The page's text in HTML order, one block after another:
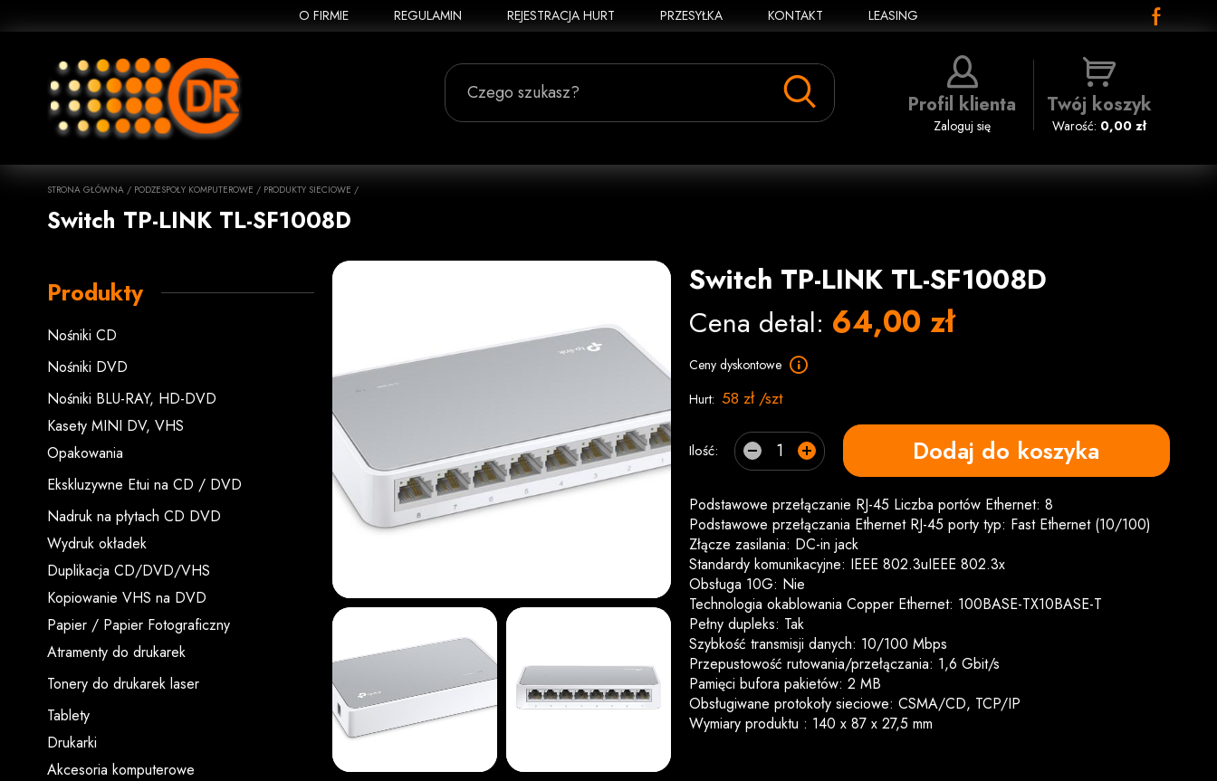
O FIRMIE REGULAMIN REJESTRACJA HURT PRZESYŁKA KONTAKT LEASING
Czego szukasz? Profil klienta
Zaloguj się
Twój koszyk
Warość: 0,00 zł
STRONA GŁÓWNA / PODZESPOŁY KOMPUTEROWE / PRODUKTY SIECIOWE /
Switch TP-LINK TL-SF1008D
Produkty
Nośniki CD
Nośniki DVD
Nośniki BLU-RAY, HD-DVD
Kasety MINI DV, VHS
Opakowania
Ekskluzywne Etui na CD / DVD
Nadruk na płytach CD DVD
Wydruk okładek
Duplikacja CD/DVD/VHS
Kopiowanie VHS na DVD
Papier / Papier Fotograficzny
Atramenty do drukarek
Tonery do drukarek laser
Tablety
Drukarki
Akcesoria komputerowe
Switch TP-LINK TL-SF1008D
Cena detal: 64,00 zł
Ceny dyskontowe
Hurt: 58 zł /szt
Ilość: Dodaj do koszyka
Podstawowe przełączanie RJ-45 Liczba portów Ethernet: 8
Podstawowe przełączania Ethernet RJ-45 porty typ: Fast Ethernet (10/100)
Złącze zasilania: DC-in jack
Standardy komunikacyjne: IEEE 802.3uIEEE 802.3x
Obsługa 10G: Nie
Technologia okablowania Copper Ethernet: 100BASE-TX10BASE-T
Pełny dupleks: Tak
Szybkość transmisji danych: 10/100 Mbps
Przepustowość rutowania/przełączania: 1,6 Gbit/s
Pamięci bufora pakietów: 2 MB
Obsługiwane protokoły sieciowe: CSMA/CD, TCP/IP
Wymiary produktu : 140 x 87 x 27,5 mm